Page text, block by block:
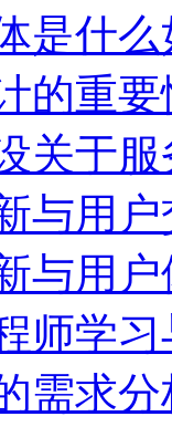
是什
的重要
关于
与用
与用
师学
需求